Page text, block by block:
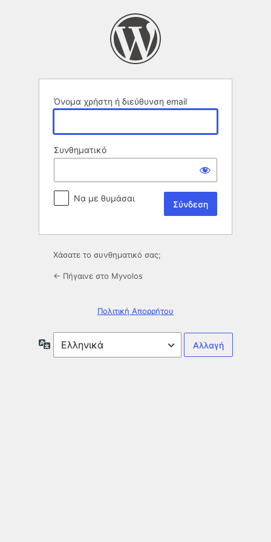
Όνομα χρήστη ή διεύθυνση email
Συνθηματικό
Να με θυμάσαι
Χάσατε το συνθηματικό σας;
← Πήγαινε στο Myvolos
Πολιτική Απορρήτου
Γλώσσα